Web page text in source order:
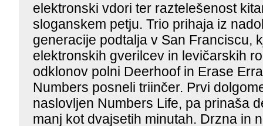
elektronski vdori ter raztelešenost
sloganskem petju. Trio prihaja iz
generacije podtalja v San Franciscu,
elektronskih gverilcev in levičarskih
odklonov polni Deerhoof in Erase
Numbers posneli triinčer. Prvi
naslovljen Numbers Life, pa prinaša
manj kot dvajsetih minutah. Drzna in